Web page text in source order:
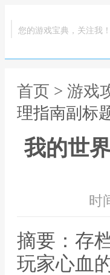
您的游戏宝典，关注我！
首页 > 游戏
理指南副标
我的世
时
摘要：存
玩家心血